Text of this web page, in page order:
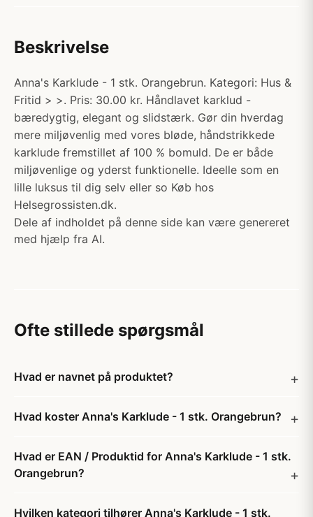
Beskrivelse
Anna's Karklude - 1 stk. Orangebrun. Kategori: Hus &
Fritid > >. Pris: 30.00 kr. Håndlavet karklud -
bæredygtig, elegant og slidstærk. Gør din hverdag
mere miljøvenlig med vores bløde, håndstrikkede
karklude fremstillet af 100 % bomuld. De er både
miljøvenlige og yderst funktionelle. Ideelle som en
lille luksus til dig selv eller so Køb hos
Helsegrossisten.dk.
Dele af indholdet på denne side kan være genereret
med hjælp fra AI.
Ofte stillede spørgsmål
Hvad er navnet på produktet?
Hvad koster Anna's Karklude - 1 stk. Orangebrun?
Hvad er EAN / Produktid for Anna's Karklude - 1 stk.
Orangebrun?
Hvilken kategori tilhører Anna's Karklude - 1 stk.